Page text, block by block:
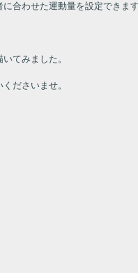
合わせた運動量を設定できま
てみました。
ださいませ。